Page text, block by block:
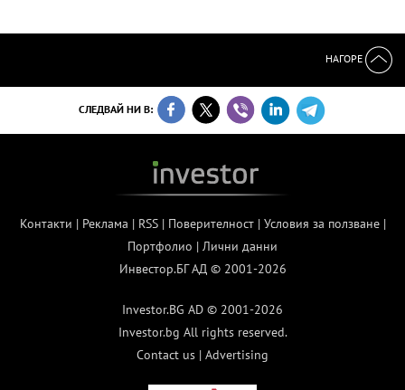
НАГОРЕ
СЛЕДВАЙ НИ В:
Контакти | Реклама | RSS| Поверителност| Условия за ползване|
Портфолио | Лични данни
Инвестор.БГ АД © 2001-2026
Investor.BG AD © 2001-2026
Investor.bg All rights reserved.
Contact us | Advertising